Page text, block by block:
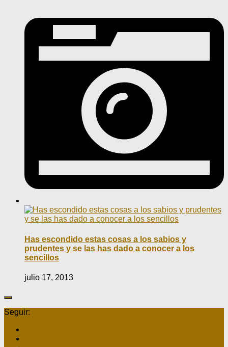
Has escondido estas cosas a los sabios y
prudentes y se las has dado a conocer a los
sencillos
julio 17, 2013
Seguir: